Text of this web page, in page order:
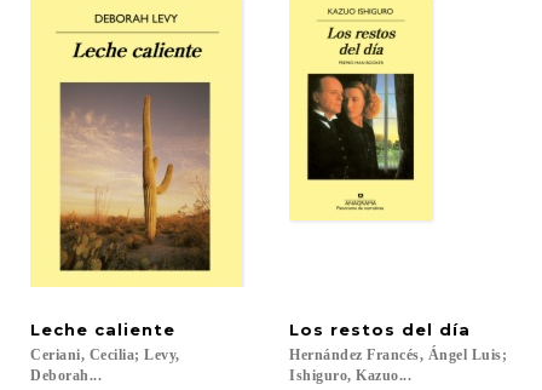
Leche caliente
Ceriani, Cecilia; Levy,
Deborah...
Los restos del día
Hernández Francés, Ángel Luis;
Ishiguro, Kazuo...